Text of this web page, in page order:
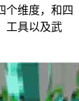
个维度，和四
工具以及武